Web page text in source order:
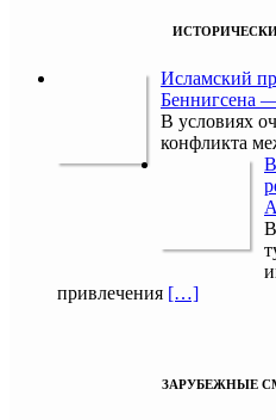
Исламский
Беннигсена
В условиях
конфликта
привлечения […]
ЗАРУБЕЖНЫЕ